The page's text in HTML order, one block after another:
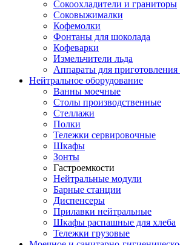
Сокоохладители и граниторы
Соковыжималки
Кофемолки
Фонтаны для шоколада
Кофеварки
Измельчители льда
Аппараты для приготовления
Нейтральное оборудование
Ванны моечные
Столы производственные
Стеллажи
Полки
Тележки сервировочные
Шкафы
Зонты
Гастроемкости
Нейтральные модули
Барные станции
Диспенсеры
Прилавки нейтральные
Шкафы распашные для хлеба
Тележки грузовые